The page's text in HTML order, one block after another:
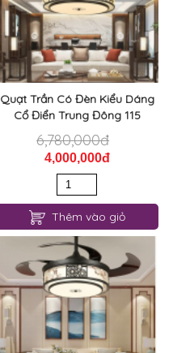
Quạt Trần Có Đèn Kiểu Dáng
Cổ Điển Trung Đông 115
6,780,000đ
4,000,000đ
Thêm vào giỏ